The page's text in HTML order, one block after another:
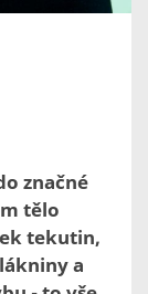
značné
tělo
tekutin,
a